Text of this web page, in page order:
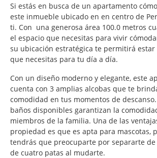
Si estás en busca de un apartamento
este inmueble ubicado en en centro de
ti. Con una generosa área 100.0 metros
el espacio que necesitas para vivir
su ubicación estratégica te permitirá estar
que necesitas para tu día a día.
Con un diseño moderno y elegante, este
cuenta con 3 amplias alcobas que te
comodidad en tus momentos de
baños disponibles garantizan la
miembros de la familia. Una de las
propiedad es que es apta para mascotas,
tendrás que preocuparte por separarte
de cuatro patas al mudarte.